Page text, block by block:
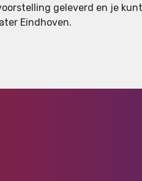
geleverd en je
Eindhoven.